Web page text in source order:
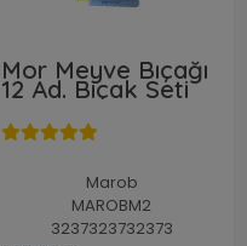
Mor Meyve Bıçağı
12 Ad. Bıçak Seti
Marob
MAROBM2
3237323732373